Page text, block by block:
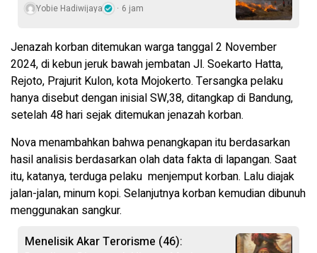
Yobie Hadiwijaya 6 jam
Jenazah korban ditemukan warga tanggal 2 November
2024, di kebun jeruk bawah jembatan Jl. Soekarto Hatta,
Rejoto, Prajurit Kulon, kota Mojokerto. Tersangka pelaku
hanya disebut dengan inisial SW,38, ditangkap di Bandung,
setelah 48 hari sejak ditemukan jenazah korban.
Nova menambahkan bahwa penangkapan itu berdasarkan
hasil analisis berdasarkan olah data fakta di lapangan. Saat
itu, katanya, terduga pelaku menjemput korban. Lalu diajak
jalan-jalan, minum kopi. Selanjutnya korban kemudian dibunuh
menggunakan sangkur.
Menelisik Akar Terorisme (46):